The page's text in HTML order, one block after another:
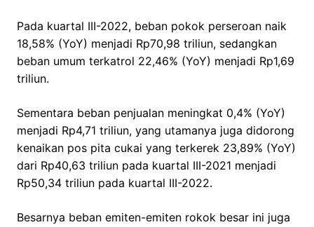
Pada kuartal III-2022, beban pokok perseroan naik
18,58% (YoY) menjadi Rp70,98 triliun, sedangkan
beban umum terkatrol 22,46% (YoY) menjadi Rp1,69
triliun.
Sementara beban penjualan meningkat 0,4% (YoY)
menjadi Rp4,71 triliun, yang utamanya juga didorong
kenaikan pos pita cukai yang terkerek 23,89% (YoY)
dari Rp40,63 triliun pada kuartal III-2021 menjadi
Rp50,34 triliun pada kuartal III-2022.
Besarnya beban emiten-emiten rokok besar ini juga